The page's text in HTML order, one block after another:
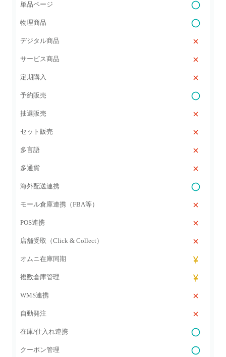
単品ページ
物理商品
デジタル商品
サービス商品
定期購入
予約販売
抽選販売
セット販売
多言語
多通貨
海外配送連携
モール倉庫連携（FBA等）
POS連携
店舗受取（Click & Collect）
オムニ在庫同期
複数倉庫管理
WMS連携
自動発注
在庫/仕入れ連携
クーポン管理